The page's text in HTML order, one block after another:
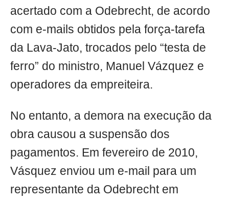
acertado com a Odebrecht, de acordo
com e-mails obtidos pela força-tarefa
da Lava-Jato, trocados pelo “testa de
ferro” do ministro, Manuel Vázquez e
operadores da empreiteira.
No entanto, a demora na execução da
obra causou a suspensão dos
pagamentos. Em fevereiro de 2010,
Vásquez enviou um e-mail para um
representante da Odebrecht em